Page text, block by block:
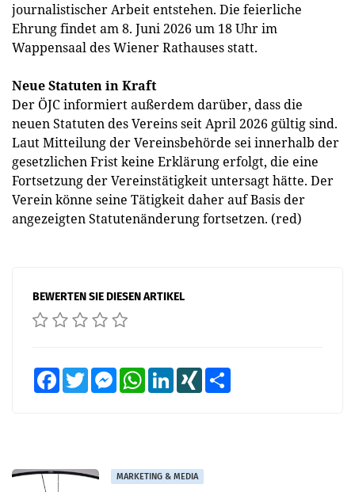
journalistischer Arbeit entstehen. Die feierliche
Ehrung findet am 8. Juni 2026 um 18 Uhr im
Wappensaal des Wiener Rathauses statt.
Neue Statuten in Kraft
Der ÖJC informiert außerdem darüber, dass die
neuen Statuten des Vereins seit April 2026 gültig sind.
Laut Mitteilung der Vereinsbehörde sei innerhalb der
gesetzlichen Frist keine Erklärung erfolgt, die eine
Fortsetzung der Vereinstätigkeit untersagt hätte. Der
Verein könne seine Tätigkeit daher auf Basis der
angezeigten Statutenänderung fortsetzen. (red)
BEWERTEN SIE DIESEN ARTIKEL
FacebookTwitter MessengerWhatsAppLinkedInXING
MARKETING & MEDIA